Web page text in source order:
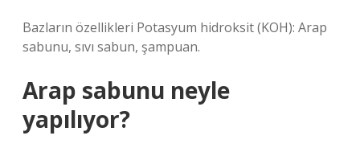
Bazların özellikleri Potasyum hidroksit (KOH): Arap
sabunu, sıvı sabun, şampuan.
Arap sabunu neyle
yapılıyor?